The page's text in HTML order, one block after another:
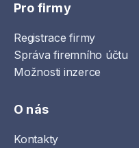
Pro firmy
Registrace firmy
Správa firemního účtu
Možnosti inzerce
O nás
Kontakty